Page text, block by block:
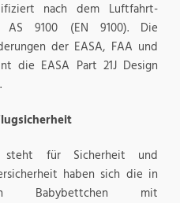
nach dem Luftfahrt-
AS 9100 (EN 9100). Die
der EASA, FAA und
die EASA Part 21J Design
steht für Sicherheit und
haben sich die in
Babybettchen mit